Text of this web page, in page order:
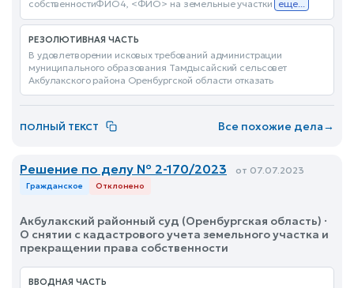
собственностиФИО4, <ФИО> на земельные участки еще...
РЕЗОЛЮТИВНАЯ ЧАСТЬ
В удовлетворении исковых требований администрации
муниципального образования Тамдысайский сельсовет
Акбулакского района Оренбургской области отказать
ПОЛНЫЙ ТЕКСТ Все похожие дела→
Решение по делу № 2-170/2023 от 07.07.2023
Гражданское Отклонено
Акбулакский районный суд (Оренбургская область) ·
О снятии с кадастрового учета земельного участка и
прекращении права собственности
ВВОДНАЯ ЧАСТЬ